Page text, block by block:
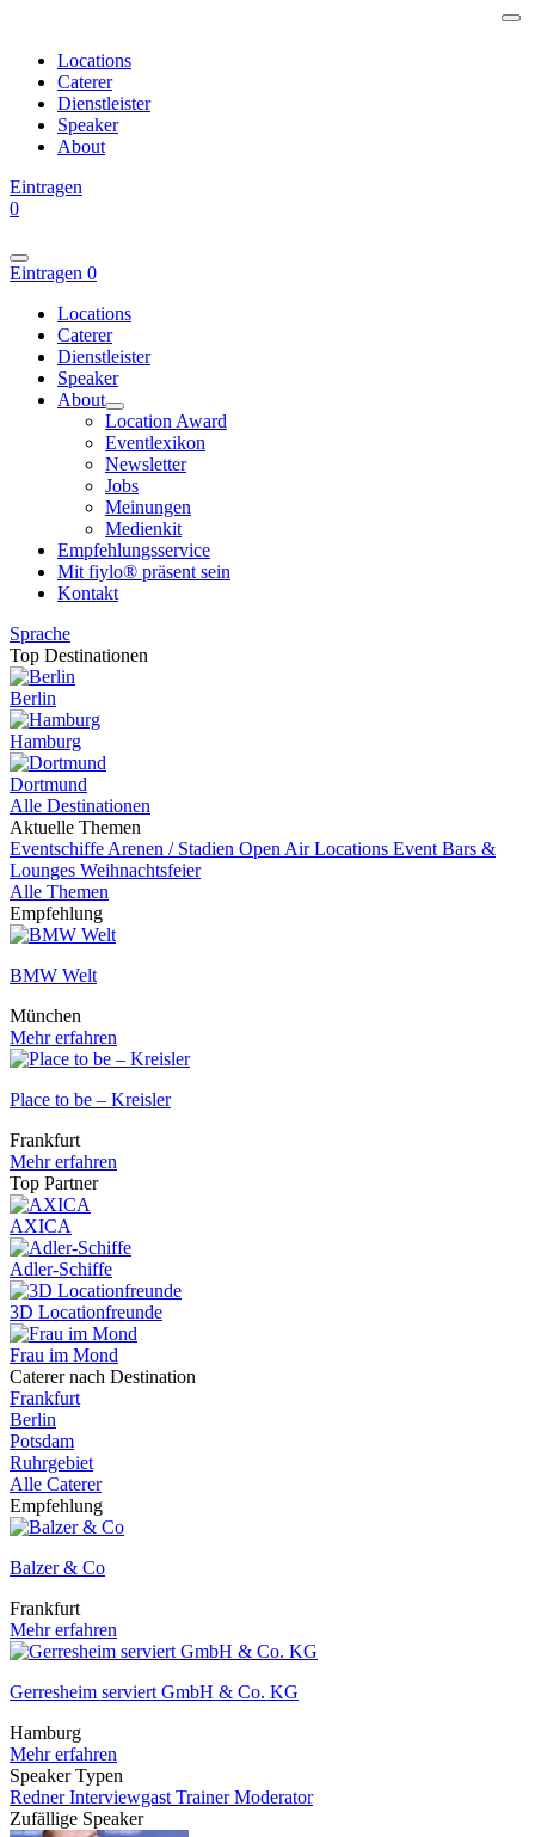
Locations
Caterer
Dienstleister
Speaker
About
Eintragen
0
Eintragen 0
Locations
Caterer
Dienstleister
Speaker
About
Location Award
Eventlexikon
Newsletter
Jobs
Meinungen
Medienkit
Empfehlungsservice
Mit fiylo® präsent sein
Kontakt
Sprache
Top Destinationen
Berlin
Hamburg
Dortmund
Alle Destinationen
Aktuelle Themen
Eventschiffe Arenen / Stadien Open Air Locations Event Bars &
Lounges Weihnachtsfeier
Alle Themen
Empfehlung
BMW Welt
München
Mehr erfahren
Place to be – Kreisler
Frankfurt
Mehr erfahren
Top Partner
AXICA
Adler-Schiffe
3D Locationfreunde
Frau im Mond
Caterer nach Destination
Frankfurt
Berlin
Potsdam
Ruhrgebiet
Alle Caterer
Empfehlung
Balzer & Co
Frankfurt
Mehr erfahren
Gerresheim serviert GmbH & Co. KG
Hamburg
Mehr erfahren
Speaker Typen
RednerInterviewgast TrainerModerator
Zufällige Speaker